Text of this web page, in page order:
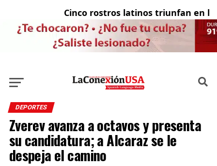
Cinco rostros latinos triunfan en laEl
DEPORTES
Zverev avanza a octavos y presenta
su candidatura; a Alcaraz se le
despeja el camino